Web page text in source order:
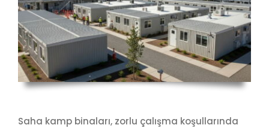
Saha kamp binaları, zorlu çalışma koşullarında